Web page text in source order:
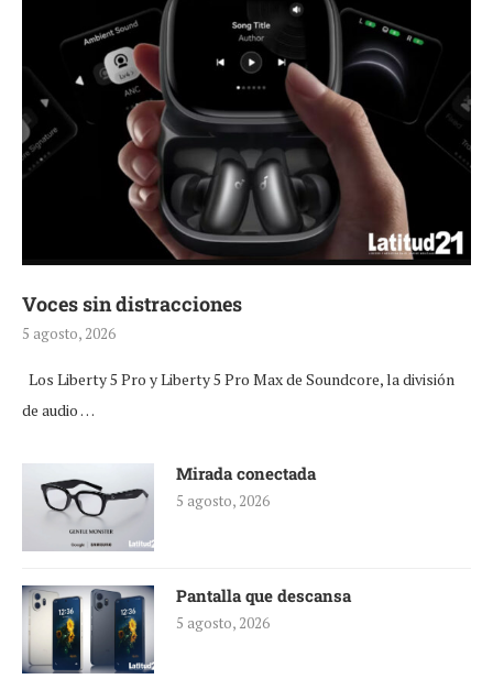
Voces sin distracciones
5 agosto, 2026
Los Liberty 5 Pro y Liberty 5 Pro Max de Soundcore, la división
de audio …
Mirada conectada
5 agosto, 2026
Pantalla que descansa
5 agosto, 2026